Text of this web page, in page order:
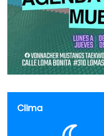
Clima